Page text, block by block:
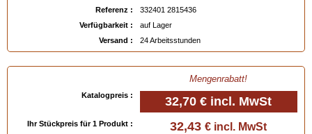
. 40 = 8.2 / 25.5
. 41 = 8.3 / 26.1
. 45 = 9.4 / 29.5
Referenz :
332401 2815436
Verfügbarkeit :
auf Lager
Versand :
24 Arbeitsstunden
Mengenrabatt!
Katalogpreis : 32,70 € incl. MwSt
Ihr Stückpreis für 1 Produkt : 32,43 € incl. MwSt